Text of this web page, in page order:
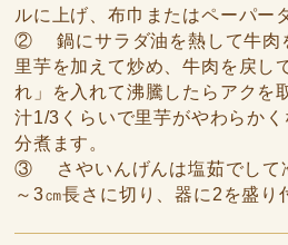
ルに上げ、布巾またはペーパー
② 鍋にサラダ油を熱して牛肉
里芋を加えて炒め、牛肉を戻し
れ」を入れて沸騰したらアクを
汁1/3くらいで里芋がやわらか
分煮ます。
③ さやいんげんは塩茹でして
～3㎝長さに切り、器に2を盛り